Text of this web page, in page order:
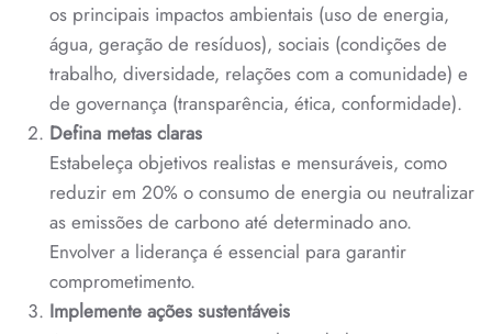
os principais impactos ambientais (uso de energia,
água, geração de resíduos), sociais (condições de
trabalho, diversidade, relações com a comunidade) e
de governança (transparência, ética, conformidade).
Defina metas claras
Estabeleça objetivos realistas e mensuráveis, como
reduzir em 20% o consumo de energia ou neutralizar
as emissões de carbono até determinado ano.
Envolver a liderança é essencial para garantir
comprometimento.
Implemente ações sustentáveis